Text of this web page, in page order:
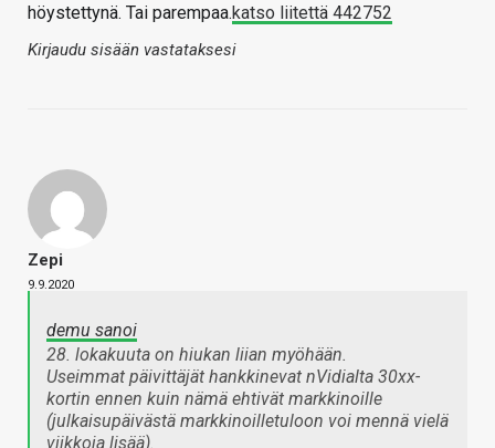
höystettynä. Tai parempaa.katso liitettä 442752
Kirjaudu sisään vastataksesi
Zepi
9.9.2020
demu sanoi
28. lokakuuta on hiukan liian myöhään.
Useimmat päivittäjät hankkinevat nVidialta 30xx-
kortin ennen kuin nämä ehtivät markkinoille
(julkaisupäivästä markkinoilletuloon voi mennä vielä
viikkoja lisää).